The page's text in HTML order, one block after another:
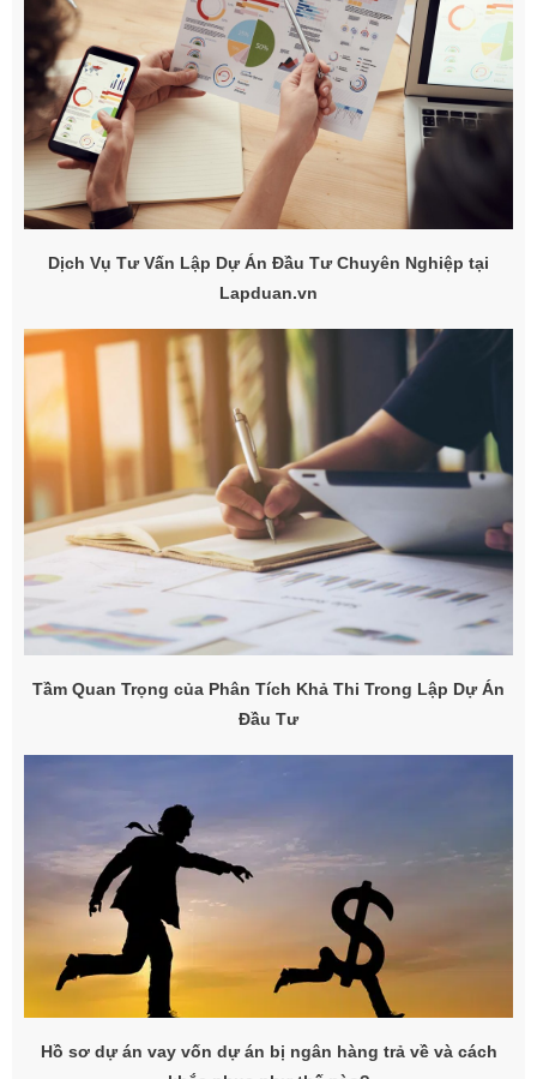
Dịch Vụ Tư Vấn Lập Dự Án Đầu Tư Chuyên Nghiệp tại
Lapduan.vn
Tầm Quan Trọng của Phân Tích Khả Thi Trong Lập Dự Án
Đầu Tư
Hồ sơ dự án vay vốn dự án bị ngân hàng trả về và cách